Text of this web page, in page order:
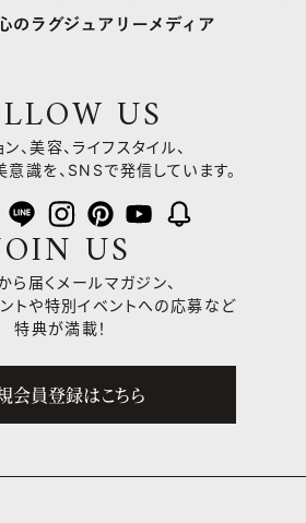
US
ン、美容、ライフスタイル、
意識を、SNSで発信しています。
US
ら届くメールマガジン、
トや特別イベントへの応募など
特典が満載！
会員登録はこちら